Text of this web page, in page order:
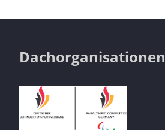
Dachorganisationen